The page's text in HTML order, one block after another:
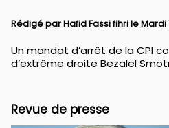
Rédigé parHafid Fassi fihrile Mardi
Un mandat d’arrêt de la CPI
d’extrême droite Bezalel
Revue de presse